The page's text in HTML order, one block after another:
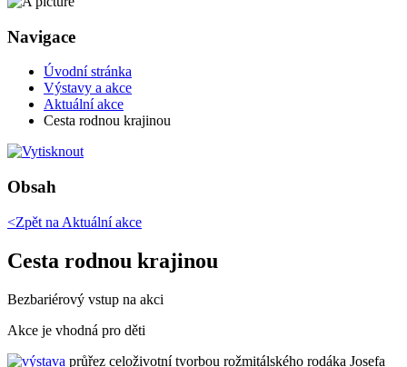
Navigace
Úvodní stránka
Výstavy a akce
Aktuální akce
Cesta rodnou krajinou
Obsah
<Zpět na Aktuální akce
Cesta rodnou krajinou
Bezbariérový vstup na akci
Akce je vhodná pro děti
průřez celoživotní tvorbou rožmitálského rodáka Josefa